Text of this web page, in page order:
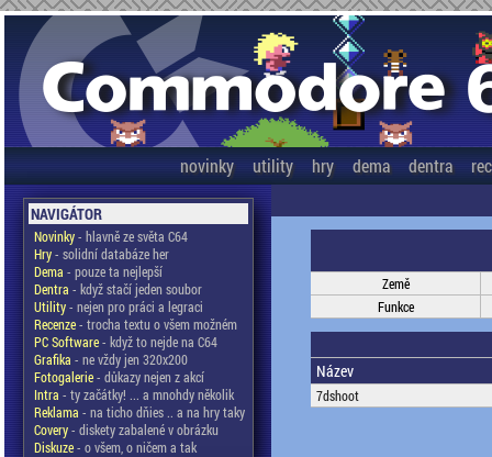
novinky utility hry dema dentra
NAVIGÁTOR
Novinky- hlavně ze světa C64
Hry- solidní databáze her
Dema - pouze ta nejlepší
Dentra - když stačí jeden soubor
Utility- nejen pro práci a legraci
Recenze- trocha textu o všem možném
PC Software- když to nejde na C64
Grafika - ne vždy jen 320x200
Fotogalerie- důkazy nejen z akcí
Intra - ty začátky! ... a mnohdy několik
Reklama - na ticho dňies .. a na hry taky
Covery- diskety zabalené v obrázku
Diskuze- o všem, o ničem a tak
Země
Funkce
Název
7dshoot